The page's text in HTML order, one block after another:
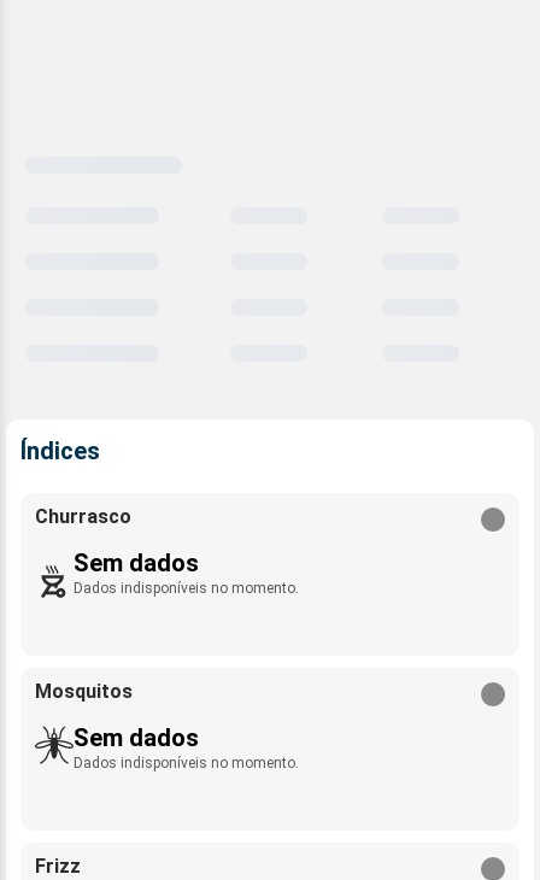
Índices
Churrasco
Sem dados
Dados indisponíveis no momento.
Mosquitos
Sem dados
Dados indisponíveis no momento.
Frizz